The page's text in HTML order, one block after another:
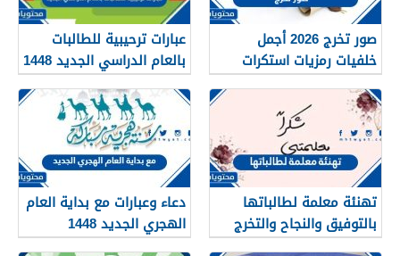
صور تخرج 2026 أجمل
خلفيات رمزيات استكرات
مبروك التخرج 1448
عبارات ترحيبية للطالبات
بالعام الدراسي الجديد 1448
بالصور
تهنئة معلمة لطالباتها
بالتوفيق والنجاح والتخرج
2026
دعاء وعبارات مع بداية العام
الهجري الجديد 1448